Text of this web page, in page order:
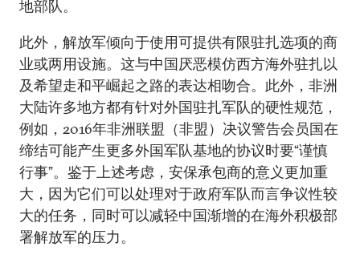
地部队。
此外，解放军倾向于使用可提供有限驻扎选项的商
业或两用设施。这与中国厌恶模仿西方海外驻扎以
及希望走和平崛起之路的表达相吻合。此外，非洲
大陆许多地方都有针对外国驻扎军队的硬性规范，
例如，2016年非洲联盟（非盟）决议警告会员国在
缔结可能产生更多外国军队基地的协议时要“谨慎
行事”。鉴于上述考虑，安保承包商的意义更加重
大，因为它们可以处理对于政府军队而言争议性较
大的任务，同时可以减轻中国渐增的在海外积极部
署解放军的压力。